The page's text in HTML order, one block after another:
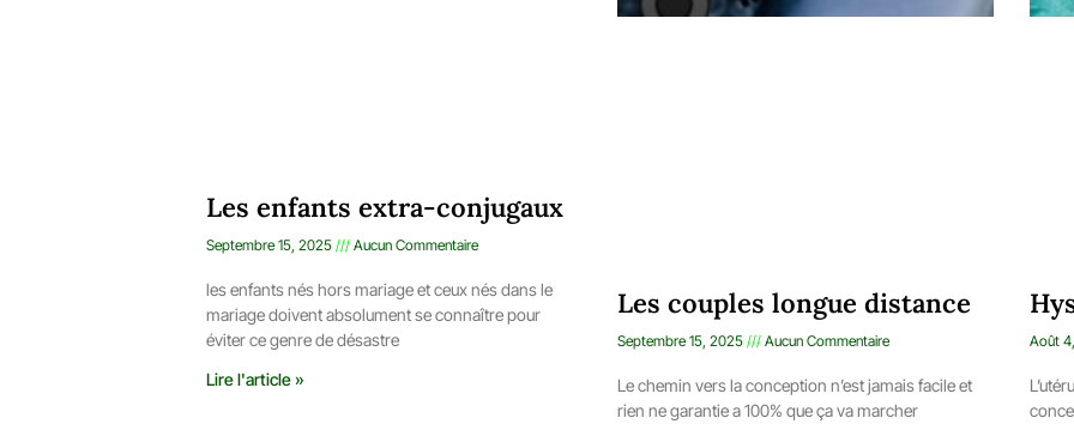
Les enfants extra-conjugaux
Septembre 15, 2025 Aucun Commentaire
les enfants nés hors mariage et ceux nés dans le
mariage doivent absolument se connaître pour
éviter ce genre de désastre
Lire l'article »
Les couples longue distance
Septembre 15, 2025 Aucun Commentaire
Le chemin vers la conception n’est jamais facile et
rien ne garantie a 100% que ça va marcher
Août